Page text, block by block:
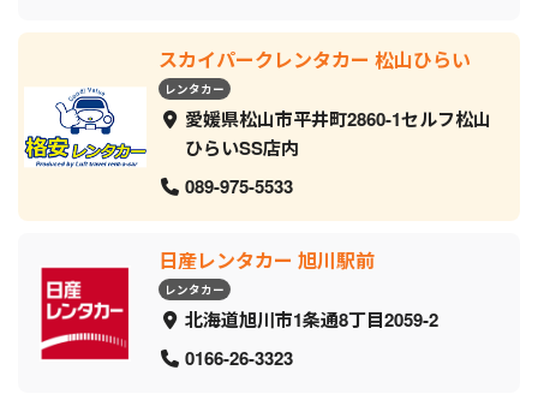
スカイパークレンタカー 松山ひらい
レンタカー
愛媛県松山市平井町2860-1セルフ松山
ひらいSS店内
089-975-5533
日産レンタカー 旭川駅前
レンタカー
北海道旭川市1条通8丁目2059‐2
0166-26-3323